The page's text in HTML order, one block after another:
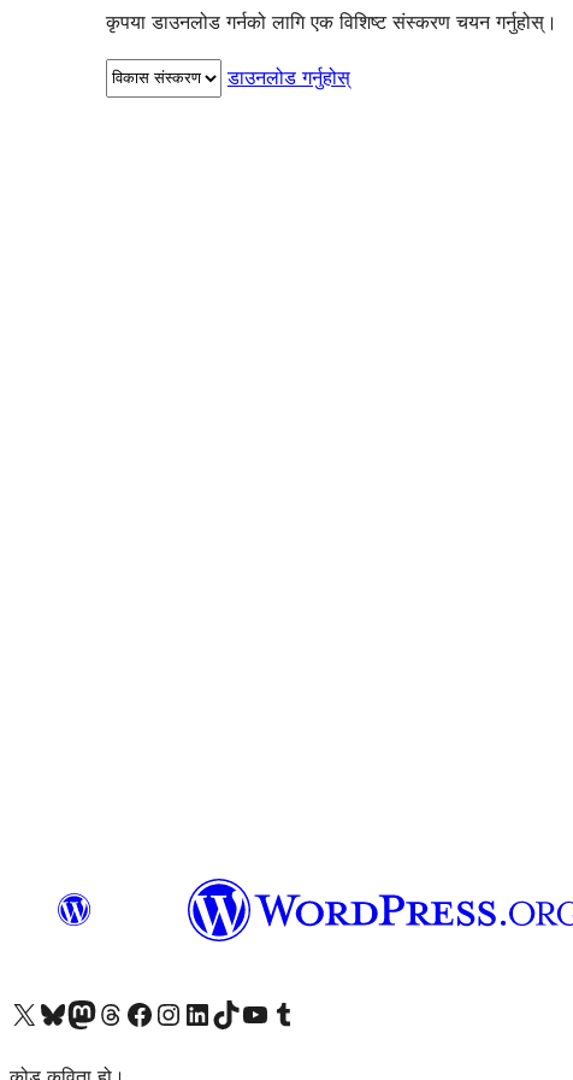
कृपया डाउनलोड गर्नको लागि एक विशिष्ट संस्करण चयन गर्नुहोस्।
डाउनलोड गर्नुहोस्
हाम्रो X (पहिले ट्विटर) खातामा जानुहोस्
हाम्रो Bluesky खाता भ्रमण गर्नुहोस्
हाम्रो म्यास्टोडन खाता भ्रमण गर्नुहोस्
हाम्रो थ्रेड्स खातामा जानुहोस्
हाम्रो फेसबुक पेजमा जानुहोस्
हाम्रो इन्स्टाग्राम खातामा जानुहोस्
हाम्रो लिङ्क्डइन खातामा जानुहोस्
हाम्रो TikTok खाता भ्रमण गर्नुहोस्
हाम्रो युट्युब च्यानलमा जानुहोस्
हाम्रो टम्बलर खाता भ्रमण गर्नुहोस्